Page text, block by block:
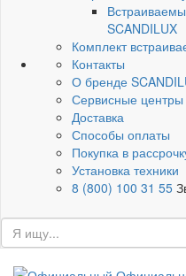
SCANDILUX
Комплект
Контакты
О бренде
Сервисные центры
Доставка
Способы оплаты
Покупка в
Установка техники
8 (800) 100 31 55